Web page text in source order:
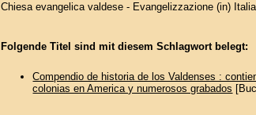
Chiesa evangelica valdese - Evangelizzazione (in)
Folgende Titel sind mit diesem Schlagwort belegt:
Compendio de historia de los Valdenses :
colonias en America y numerosos grabados